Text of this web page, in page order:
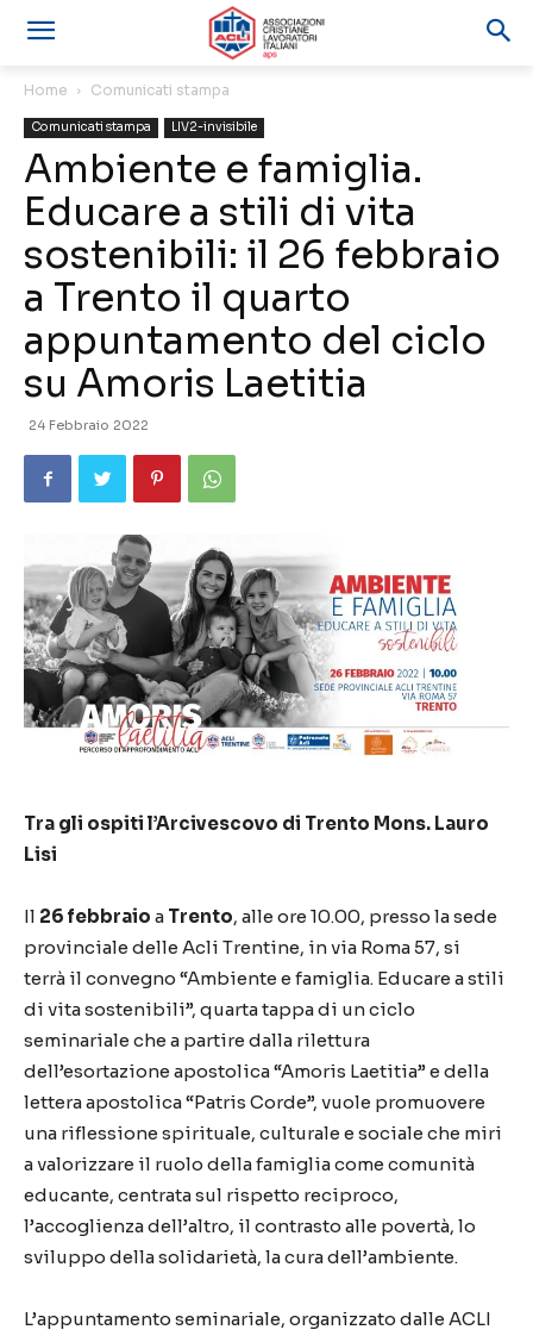
Home Comunicati stampa
Comunicati stampa LIV2-invisibile
Ambiente e famiglia.
Educare a stili di vita
sostenibili: il 26 febbraio
a Trento il quarto
appuntamento del ciclo
su Amoris Laetitia
24 Febbraio 2022
Tra gli ospiti l’Arcivescovo di Trento Mons. Lauro
Lisi
Il 26 febbraio a Trento, alle ore 10.00, presso la sede
provinciale delle Acli Trentine, in via Roma 57, si
terrà il convegno “Ambiente e famiglia. Educare a stili
di vita sostenibili”, quarta tappa di un ciclo
seminariale che a partire dalla rilettura
dell’esortazione apostolica “Amoris Laetitia” e della
lettera apostolica “Patris Corde”, vuole promuovere
una riflessione spirituale, culturale e sociale che miri
a valorizzare il ruolo della famiglia come comunità
educante, centrata sul rispetto reciproco,
l’accoglienza dell’altro, il contrasto alle povertà, lo
sviluppo della solidarietà, la cura dell’ambiente.
L’appuntamento seminariale, organizzato dalle ACLI